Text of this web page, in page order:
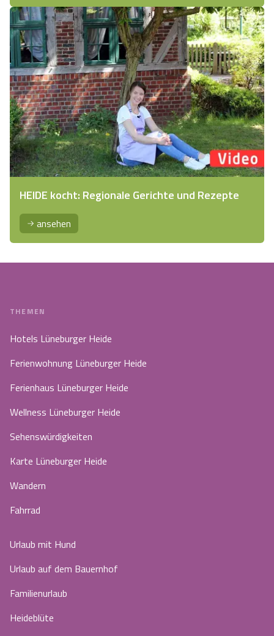
HEIDE kocht: Regionale Gerichte und Rezepte
ansehen
THEMEN
Hotels Lüneburger Heide
Ferienwohnung Lüneburger Heide
Ferienhaus Lüneburger Heide
Wellness Lüneburger Heide
Sehenswürdigkeiten
Karte Lüneburger Heide
Wandern
Fahrrad
Urlaub mit Hund
Urlaub auf dem Bauernhof
Familienurlaub
Heideblüte